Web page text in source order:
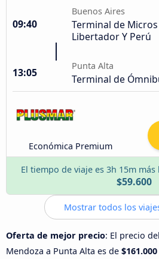
09:40
Buenos Aires
Terminal de
Libertador Y Perú
13:05
Punta Alta
Terminal de
Económica Premium
El tiempo de viaje es 3h 15m
$59.600
Mostrar todos los
Oferta de mejor precio: El precio
Mendoza a Punta Alta es de $161.000